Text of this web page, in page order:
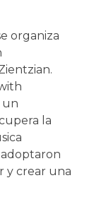
organiza
un
la
adoptaron
y crear una